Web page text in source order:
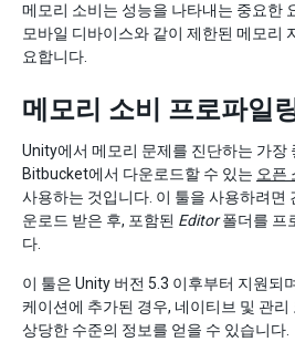
메모리 소비는 성능을 나타내는 중요한
모바일 디바이스와 같이 제한된 메모리
요합니다.
메모리 소비 프로파일
Unity에서 메모리 문제를 진단하는 가장
Bitbucket에서 다운로드할 수 있는 오픈
사용하는 것입니다. 이 툴을 사용하려면
운로드 받은 후, 포함된 Editor폴더를 프
다.
이 툴은 Unity 버전 5.3 이후부터 지원되
케이션에 추가된 경우, 네이티브 및 관
상당한 수준의 정보를 얻을 수 있습니다.